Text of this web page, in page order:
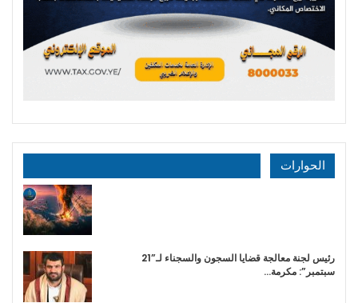
الحوارات
رئيس لجنة معالجة قضايا السجون والسجناء لـ”21
سبتمبر”: مكرمة…